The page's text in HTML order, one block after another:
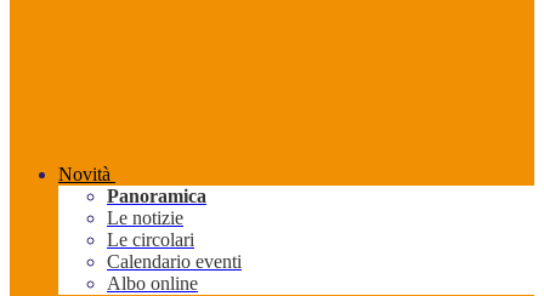
Novità
Panoramica
Le notizie
Le circolari
Calendario eventi
Albo online